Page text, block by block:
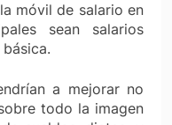
móvil de salario en
sean salarios
a mejorar no
todo la imagen